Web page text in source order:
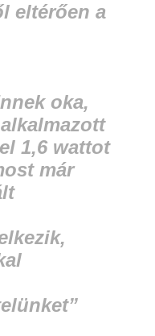
eltérően a
oka,
1,6 wattot
már